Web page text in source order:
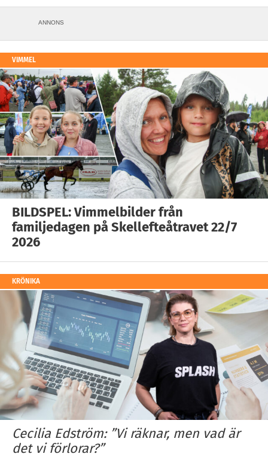
ANNONS
VIMMEL
BILDSPEL: Vimmelbilder från
familjedagen på Skellefteåtravet 22/7
2026
KRÖNIKA
Cecilia Edström: ”Vi räknar, men vad är
det vi förlorar?”